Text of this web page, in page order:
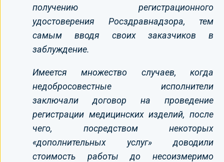
получению регистрационного
удостоверения Росздравнадзора, тем
самым вводя своих заказчиков в
заблуждение.
Имеется множество случаев, когда
недобросовестные исполнители
заключали договор на проведение
регистрации медицинских изделий, после
чего, посредством некоторых
«дополнительных услуг» доводили
стоимость работы до несоизмеримо